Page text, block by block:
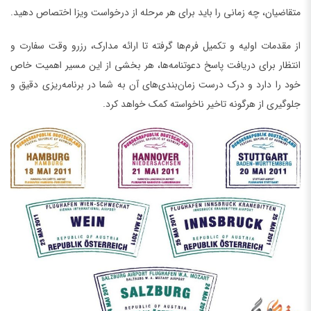
متقاضیان، چه زمانی را باید برای هر مرحله از درخواست ویزا اختصاص دهید.
از مقدمات اولیه و تکمیل فرم‌ها گرفته تا ارائه مدارک، رزرو وقت سفارت و
انتظار برای دریافت پاسخ دعوتنامه‌ها، هر بخشی از این مسیر اهمیت خاص
خود را دارد و درک درست زمان‌بندی‌های آن به شما در برنامه‌ریزی دقیق و
جلوگیری از هرگونه تاخیر ناخواسته کمک خواهد کرد.